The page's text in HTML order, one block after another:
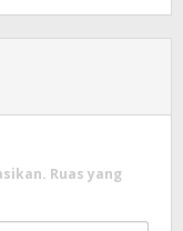
Ruas yang